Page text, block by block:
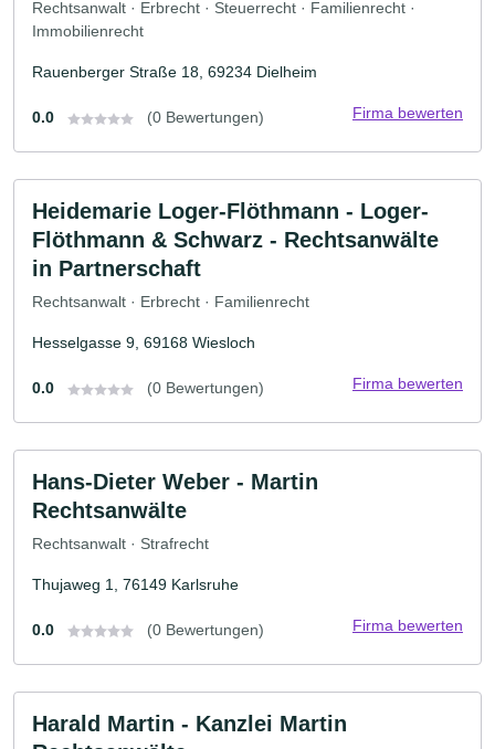
Rechtsanwalt · Erbrecht · Steuerrecht · Familienrecht ·
Immobilienrecht
Rauenberger Straße 18, 69234 Dielheim
0.0 (0 Bewertungen) Firma bewerten
Heidemarie Loger-Flöthmann - Loger-
Flöthmann & Schwarz - Rechtsanwälte
in Partnerschaft
Rechtsanwalt · Erbrecht · Familienrecht
Hesselgasse 9, 69168 Wiesloch
0.0 (0 Bewertungen) Firma bewerten
Hans-Dieter Weber - Martin
Rechtsanwälte
Rechtsanwalt · Strafrecht
Thujaweg 1, 76149 Karlsruhe
0.0 (0 Bewertungen) Firma bewerten
Harald Martin - Kanzlei Martin